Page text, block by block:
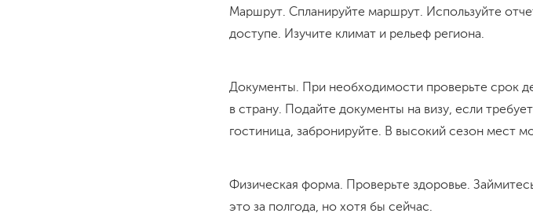
Маршрут. Спланируйте маршрут. Используйте
доступе. Изучите климат и рельеф региона.
Документы. При необходимости проверьте срок
в страну. Подайте документы на визу, если
гостиница, забронируйте. В высокий сезон мест
Физическая форма. Проверьте здоровье.
это за полгода, но хотя бы сейчас.